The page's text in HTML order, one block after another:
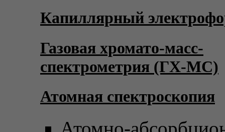
Капиллярный
Газовая хромато-масс-
спектрометрия (ГХ-МС)
Атомная спектроскопия